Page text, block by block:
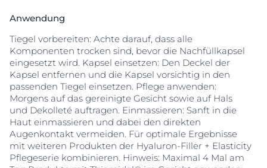
Anwendung
Tiegel vorbereiten: Achte darauf, dass alle
Komponenten trocken sind, bevor die Nachfüllkapsel
eingesetzt wird. Kapsel einsetzen: Den Deckel der
Kapsel entfernen und die Kapsel vorsichtig in den
passenden Tiegel einsetzen. Pflege anwenden:
Morgens auf das gereinigte Gesicht sowie auf Hals
und Dekolleté auftragen. Einmassieren: Sanft in die
Haut einmassieren und dabei den direkten
Augenkontakt vermeiden. Für optimale Ergebnisse
mit weiteren Produkten der Hyaluron-Filler + Elasticity
Pflegeserie kombinieren. Hinweis: Maximal 4 Mal am